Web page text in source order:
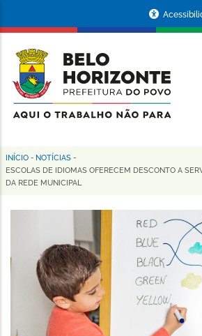
conteúdo
principal
da
Prefeitura
de
Horizonte
Trilha
de
navegação
INÍCIO - NOTÍCIAS -
ESCOLAS DE IDIOMAS OFERECEM DESCONTO A
DA REDE MUNICIPAL